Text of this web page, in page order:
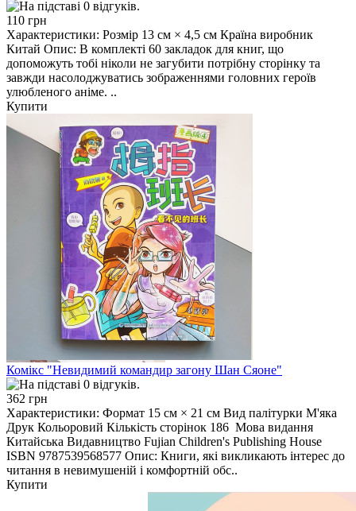
110 грн
Характеристики: Розмір 13 см × 4,5 см Країна виробник
Китай Опис: В комплекті 60 закладок для книг, що
допоможуть тобі ніколи не загубити потрібну сторінку та
завжди насолоджуватись зображеннями головних героїв
улюбленого аніме. ..
Купити
Комікс "Невидимий командир загону Шан Сяоне"
362 грн
Характеристики: Формат 15 см × 21 см Вид палітурки М'яка
Друк Кольоровий Кількість сторінок 186 Мова видання
Китайська Видавництво Fujian Children's Publishing House
ISBN 9787539568577 Опис: Книги, які викликають інтерес до
читання в невимушеній і комфортній обс..
Купити